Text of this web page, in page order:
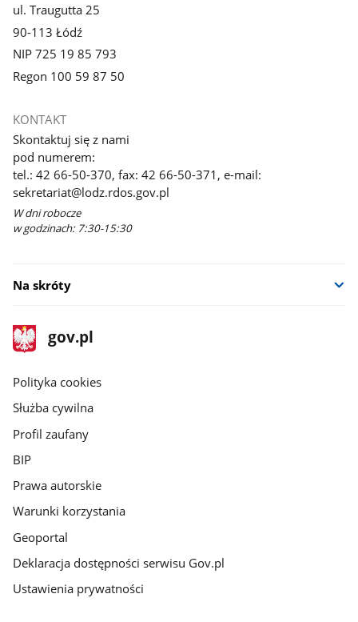
ul. Traugutta 25
90-113 Łódź
NIP 725 19 85 793
Regon 100 59 87 50
KONTAKT
Skontaktuj się z nami
pod numerem:
tel.: 42 66-50-370, fax: 42 66-50-371, e-mail:
sekretariat@lodz.rdos.gov.pl
W dni robocze
w godzinach: 7:30-15:30
Na skróty
stopka
gov.pl
Strona
gov.pl
gov.pl
Polityka cookies
Służba cywilna
Profil zaufany
BIP
Prawa autorskie
Warunki korzystania
Geoportal
Deklaracja dostępności serwisu Gov.pl
Ustawienia prywatności